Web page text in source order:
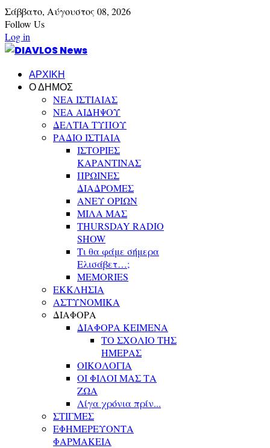
Σάββατο, Αύγουστος 08, 2026
Follow Us
Log in
ΑΡΧΙΚΗ
Ο ΔΗΜΟΣ
ΝΕΑ ΙΣΤΙΑΙΑΣ
ΝΕΑ ΑΙΔΗΨΟΥ
ΔΕΛΤΙΑ ΤΥΠΟΥ
ΡΑΔΙΟ ΙΣΤΙΑΙΑ
ΙΣΤΟΡΙΕΣ
ΚΑΡΑΝΤΙΝΑΣ
ΠΡΩΙΝΕΣ
ΔΙΑΔΡΟΜΕΣ
ΑΝΕΥ ΟΡΙΩΝ
ΜΙΛΑ ΜΑΣ
THURSDAY RADIO
SHOW
Τι θα φάμε σήμερα
Ελισάβετ…;
MEMORIES
ΕΚΚΛΗΣΙΑ
ΑΣΤΥΝΟΜΙΚΑ
ΔΙΑΦΟΡΑ
ΔΙΑΦΟΡΑ ΚΕΙΜΕΝΑ
ΤΟ ΣΧΟΛΙΟ ΤΗΣ
ΗΜΕΡΑΣ
ΟΙΚΟΛΟΓΙΑ
ΟΙ ΦΙΛΟΙ ΜΑΣ ΤΑ
ΖΩΑ
Λίγα χρόνια πρίν...
ΣΤΙΓΜΕΣ
ΕΦΗΜΕΡΕΥΟΝΤΑ
ΦΑΡΜΑΚΕΙΑ